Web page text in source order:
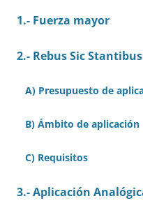
1.- Fuerza mayor
2.- Rebus Sic Stantibus
A) Presupuesto de
B) Ámbito de aplicación
C) Requisitos
3.- Aplicación